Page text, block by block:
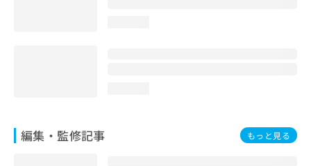
編集・監修記事 もっと見る